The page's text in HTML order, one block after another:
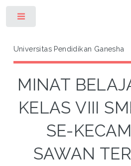
Universitas Pendidikan Ganesha
MINAT
KELAS VIII
SE-
SAWAN